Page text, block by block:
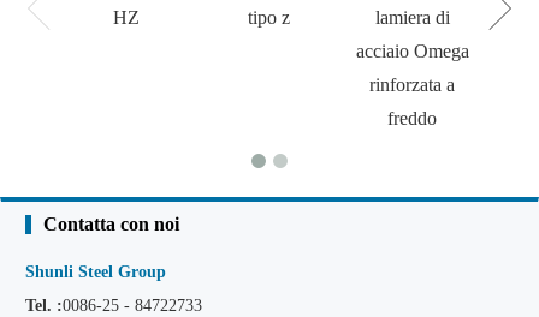
HZ
tipo z
lamiera di
acciaio Omega
rinforzata a
freddo
Contatta con noi
Shunli Steel Group
Tel. :0086-25 - 84722733